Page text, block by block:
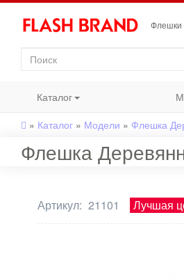
Флешки
Каталог
» Каталог » Модели » Флешка
Флешка
Артикул: 21101 Лучшая